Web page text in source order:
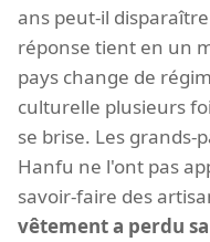
ans peut-il
réponse tient en un
pays change de
culturelle plusieurs
se brise. Les
Hanfu ne l'ont pas
savoir-faire des
vêtement a perdu